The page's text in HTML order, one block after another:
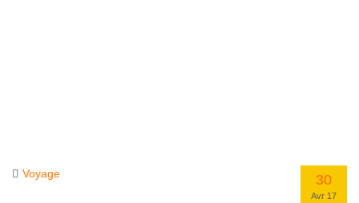
Voyage 30
Avr 17